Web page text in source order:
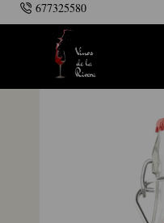
677325580